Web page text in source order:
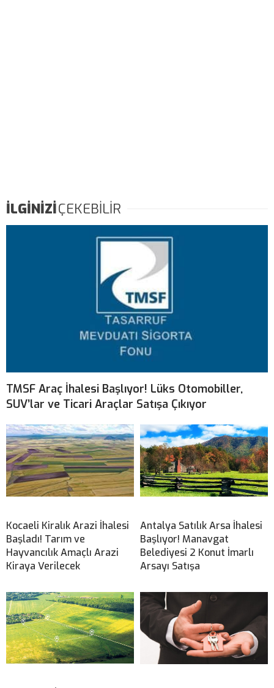
İLGİNİZİÇEKEBİLİR
TMSF Araç İhalesi Başlıyor! Lüks Otomobiller,
SUV’lar ve Ticari Araçlar Satışa Çıkıyor
Kocaeli Kiralık Arazi İhalesi
Başladı! Tarım ve
Hayvancılık Amaçlı Arazi
Kiraya Verilecek
Antalya Satılık Arsa İhalesi
Başlıyor! Manavgat
Belediyesi 2 Konut İmarlı
Arsayı Satışa